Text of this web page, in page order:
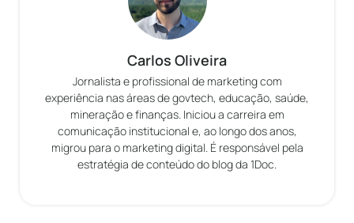
Carlos Oliveira
Jornalista e profissional de marketing com
experiência nas áreas de govtech, educação, saúde,
mineração e finanças. Iniciou a carreira em
comunicação institucional e, ao longo dos anos,
migrou para o marketing digital. É responsável pela
estratégia de conteúdo do blog da 1Doc.